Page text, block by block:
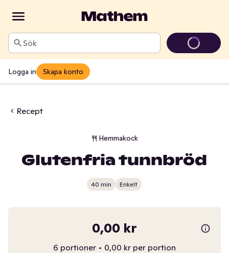
Sök
Logga in Skapa konto
Recept
Hemmakock
Glutenfria tunnbröd
40 min Enkelt
0,00 kr
6 portioner • 0,00 kr per portion